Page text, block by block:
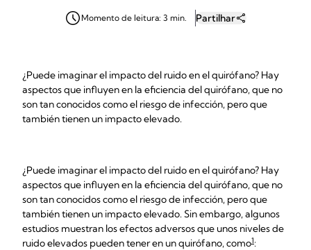
Momento de leitura: 3 min. Partilhar
¿Puede imaginar el impacto del ruido en el quirófano? Hay
aspectos que influyen en la eficiencia del quirófano, que no
son tan conocidos como el riesgo de infección, pero que
también tienen un impacto elevado.
¿Puede imaginar el impacto del ruido en el quirófano? Hay
aspectos que influyen en la eficiencia del quirófano, que no
son tan conocidos como el riesgo de infección, pero que
también tienen un impacto elevado. Sin embargo, algunos
estudios muestran los efectos adversos que unos niveles de
ruido elevados pueden tener en un quirófano, como1: